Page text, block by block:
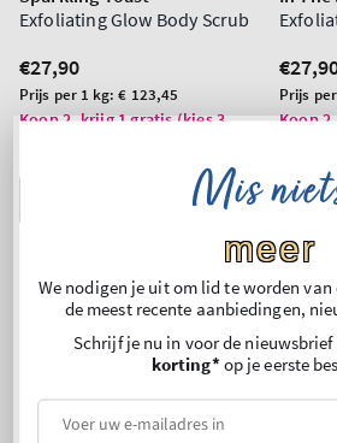
Exfoliating Glow Body Scrub
Normale
prijs
€27,90
Prijs
per
Prijs per 1 kg:€ 123,45
Koop 2, krijg 1 gratis (kies 3
IN WINKELWAGEN
prijs
Prijs
per
Prijs
Koop
Mis
meer
We nodigen je uit om lid te worden
de meest recente aanbiedingen,
Schrijf je nu in voor de nieuwsbrief
korting*op je eerste